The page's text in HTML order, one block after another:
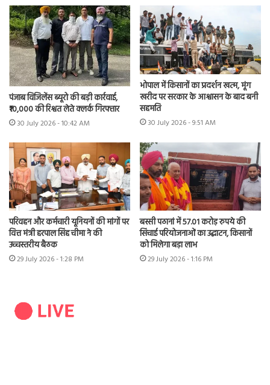
पंजाब विजिलेंस ब्यूरो की बड़ी कार्रवाई,
₹10,000 की रिश्वत लेते क्लर्क गिरफ्तार
30 July 2026 - 10:42 AM
भोपाल में किसानों का प्रदर्शन खत्म, मूंग
खरीद पर सरकार के आश्वासन के बाद बनी
सहमति
30 July 2026 - 9:51 AM
परिवहन और कर्मचारी यूनियनों की मांगों पर
वित्त मंत्री हरपाल सिंह चीमा ने की
उच्चस्तरीय बैठक
29 July 2026 - 1:28 PM
बस्सी पठानां में 57.01 करोड़ रुपये की
सिंचाई परियोजनाओं का उद्घाटन, किसानों
को मिलेगा बड़ा लाभ
29 July 2026 - 1:16 PM